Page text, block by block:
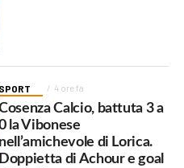
SPORT 4 ore fa
Calcio, battuta 3 a
la Vibonese
nell’amichevole di Lorica.
Doppietta di Achour e goal